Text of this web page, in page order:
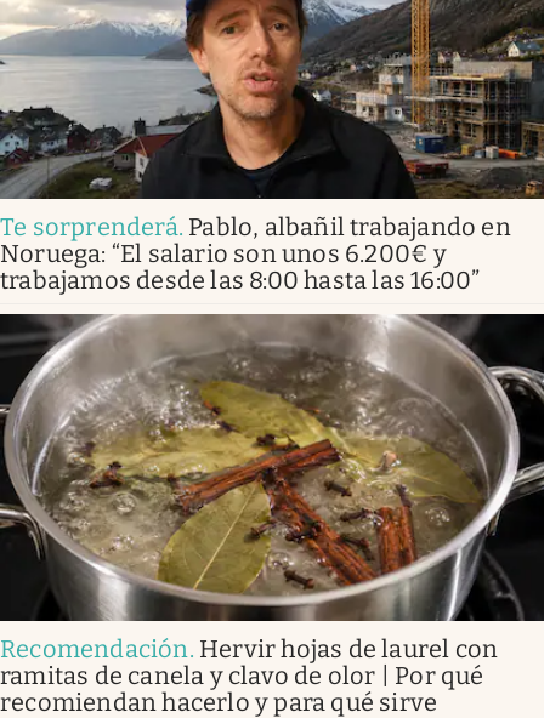
Te sorprenderá. Pablo, albañil trabajando en
Noruega: “El salario son unos 6.200€ y
trabajamos desde las 8:00 hasta las 16:00”
Recomendación. Hervir hojas de laurel con
ramitas de canela y clavo de olor | Por qué
recomiendan hacerlo y para qué sirve